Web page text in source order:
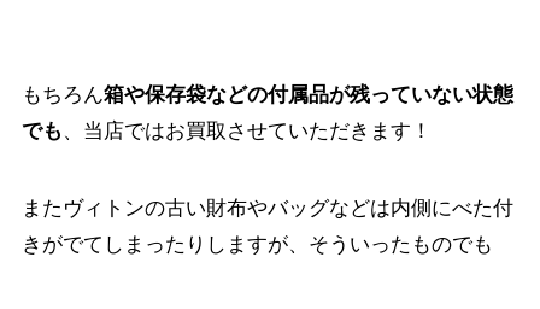
もちろん箱や保存袋などの付属品が残っていない状態
でも 、当店ではお買取させていただきます！
またヴィトンの古い財布やバッグなどは内側にべた付
きがでてしまったりしますが、そういったものでも